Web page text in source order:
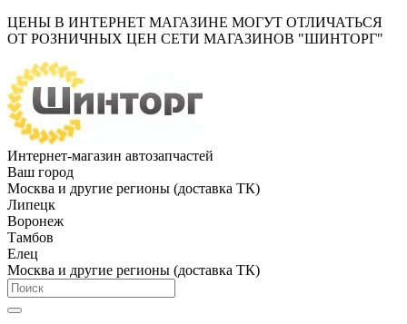
ЦЕНЫ В ИНТЕРНЕТ МАГАЗИНЕ МОГУТ ОТЛИЧАТЬСЯ
ОТ РОЗНИЧНЫХ ЦЕН СЕТИ МАГАЗИНОВ "ШИНТОРГ"
Интернет-магазин автозапчастей
Ваш город
Москва и другие регионы (доставка ТК)
Липецк
Воронеж
Тамбов
Елец
Москва и другие регионы (доставка ТК)